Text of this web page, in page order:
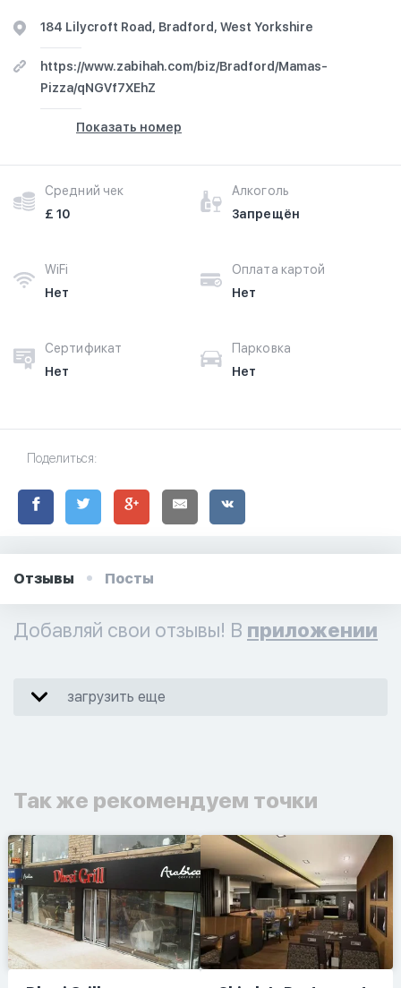
184 Lilycroft Road, Bradford, West Yorkshire
https://www.zabihah.com/biz/Bradford/Mamas-
Pizza/qNGVf7XEhZ
Показать номер
Средний чек
£ 10
Алкоголь
Запрещён
WiFi
Нет
Оплата картой
Нет
Сертификат
Нет
Парковка
Нет
Поделиться:
Отзывы Посты
Добавляй свои отзывы! В приложении
загрузить еще
Так же рекомендуем точки